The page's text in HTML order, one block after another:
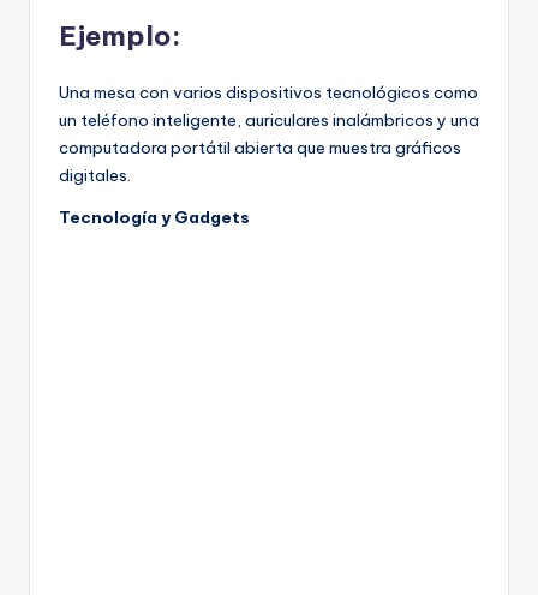
Ejemplo:
Una mesa con varios dispositivos tecnológicos como
un teléfono inteligente, auriculares inalámbricos y una
computadora portátil abierta que muestra gráficos
digitales.
Tecnología y Gadgets